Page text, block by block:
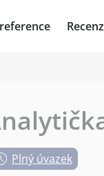
Plný úvazek